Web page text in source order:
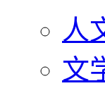
人
文